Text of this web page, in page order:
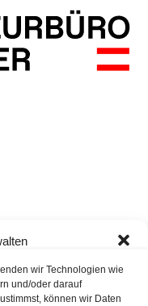
wir Technologien wie
und/oder darauf
können wir Daten